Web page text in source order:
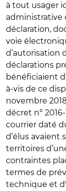
à tout usager
administrative
déclaration,
voie
d’autorisation
déclarations
bénéficiaient
à-vis de ce
novembre
décret n°
courrier daté
d’élus avaient
territoires
contraintes
termes de
technique et